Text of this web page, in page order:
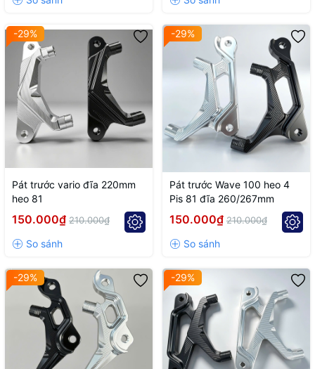
-29%
Pát trước vario đĩa 220mm
heo 81
150.000₫ 210.000₫
-29%
Pát trước Wave 100 heo 4
Pis 81 đĩa 260/267mm
150.000₫ 210.000₫
-29% -29%